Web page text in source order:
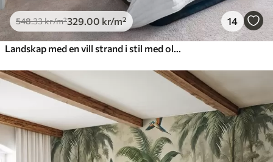
548.33kr/m²329 .00 kr/m² 14